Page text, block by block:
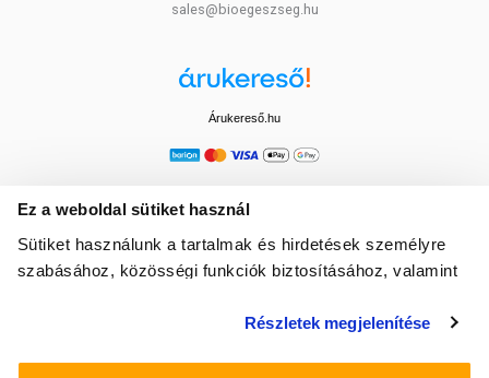
Ez a weboldal sütiket használ
Sütiket használunk a tartalmak és hirdetések személyre
szabásához, közösségi funkciók biztosításához, valamint
média-, hirdető- és elemező partnereinkkel megosztjuk az
Részletek megjelenítése
sales@bioegeszseg.hu
Árukereső.hu